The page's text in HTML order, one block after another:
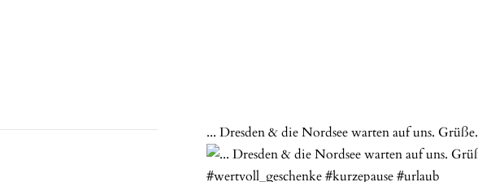
... Dresden & die Nordsee warten auf uns. Grüße.